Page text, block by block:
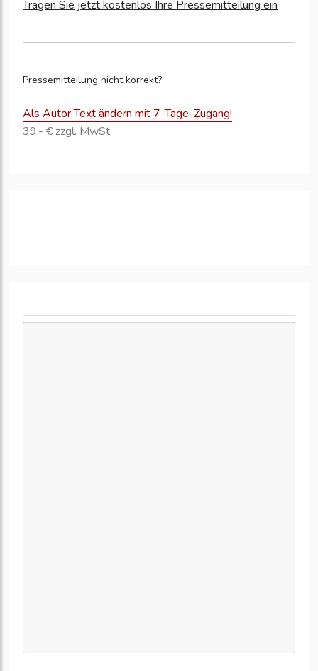
Tragen Sie jetzt kostenlos Ihre Pressemitteilung ein
Pressemitteilung nicht korrekt?
Als Autor Text ändern mit 7-Tage-Zugang!
39,- € zzgl. MwSt.